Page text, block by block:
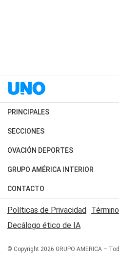
PRINCIPALES
Últimas Noticias
Política
Judiciales
Economia
SECCIONES
Horóscopo
Motores
Trucos caseros
Series y Películas
Edictos y Solicitadas
OVACIÓN DEPORTES
Fútbol
Mundial
Automovilismo
Rugby
Básquet
GRUPO AMÉRICA INTERIOR
Canal 7 en Vivo
San Juan 8
CONTACTO
Acerca de Nosotros
Contactanos
Políticas de Privacidad
Decálogo ético de IA
© Copyright 2026 GRUPO AMERICA –